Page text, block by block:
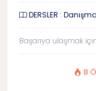
DERSLER :
Başarıya ulaşmak
8